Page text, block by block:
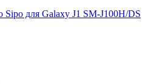
Sipo для Galaxy J1 SM-J100H/DS